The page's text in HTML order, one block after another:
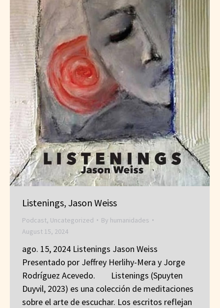
Listenings, Jason Weiss
Podcast, Uncategorized By humanidades
August 15, 2024
ago. 15, 2024 Listenings Jason Weiss
Presentado por Jeffrey Herlihy-Mera y Jorge
Rodríguez Acevedo. Listenings (Spuyten
Duyvil, 2023) es una colección de meditaciones
sobre el arte de escuchar. Los escritos reflejan